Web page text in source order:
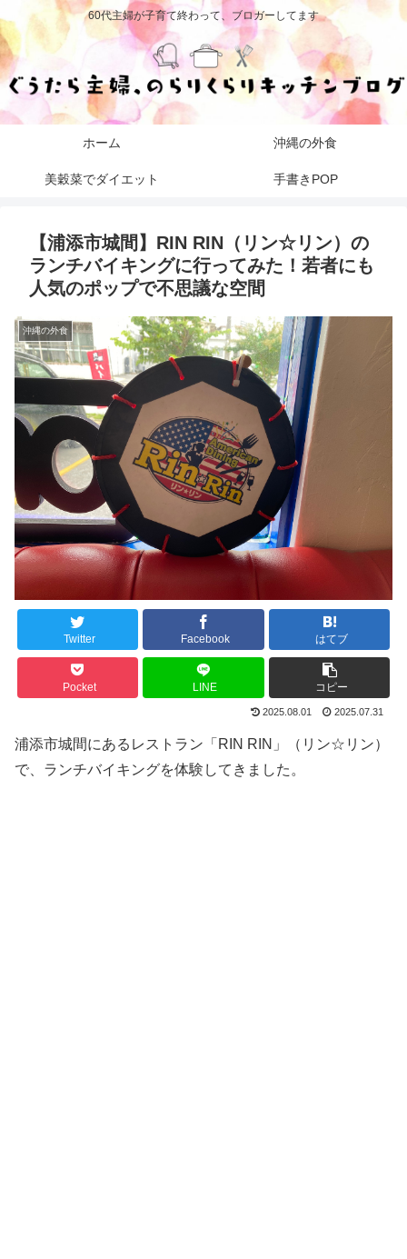
60代主婦が子育て終わって、ブロガーしてます
ホーム 沖縄の外食
美穀菜でダイエット 手書きPOP
【浦添市城間】RIN RIN（リン☆リン）の
ランチバイキングに行ってみた！若者にも
人気のポップで不思議な空間
沖縄の外食
Twitter Facebook はてブ
Pocket LINE コピー
2025.08.01 2025.07.31
浦添市城間にあるレストラン「RIN RIN」（リン☆リン）
で、ランチバイキングを体験してきました。